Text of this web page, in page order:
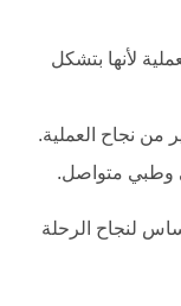
لأنها بتشكل
من نجاح العملية.
وطبي متواصل.
لنجاح الرحلة